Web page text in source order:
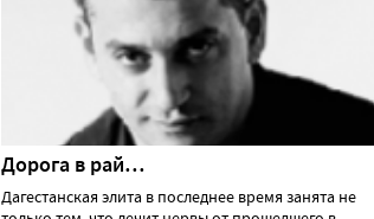
Дорога в рай…
Дагестанская элита в последнее время занята не